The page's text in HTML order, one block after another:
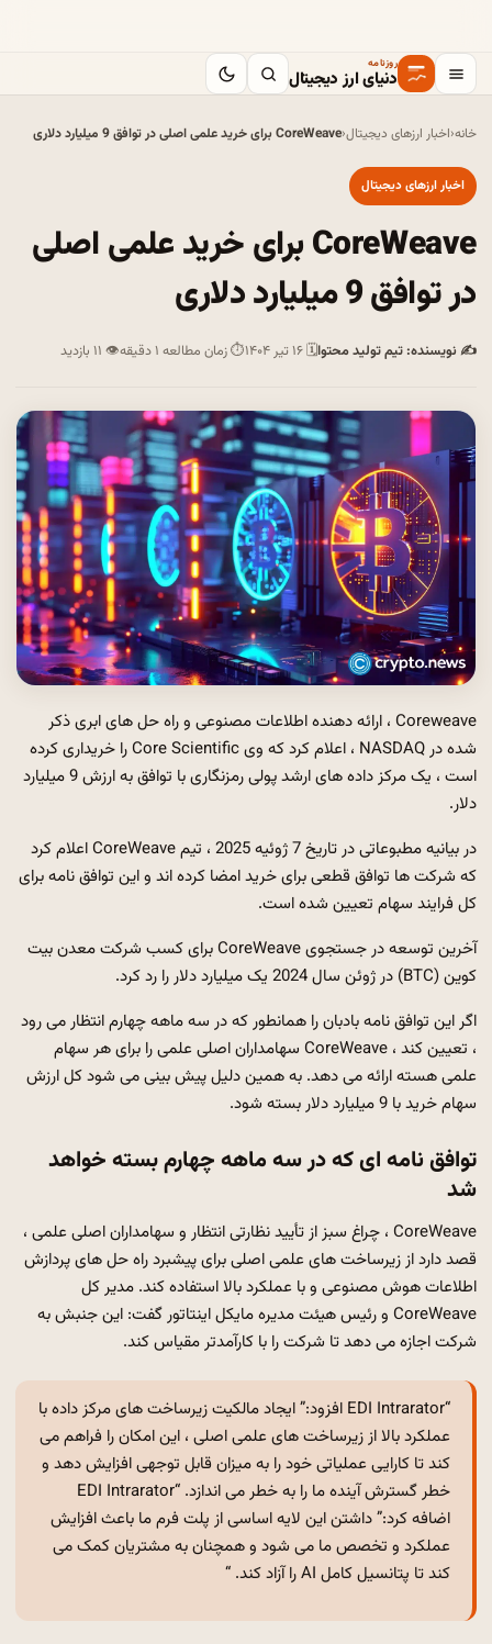
روزنامه
دنیای ارز دیجیتال
خانه‹اخبار ارزهای دیجیتال‹CoreWeave برای خرید علمی اصلی در توافق 9 میلیارد دلاری
اخبار ارزهای دیجیتال
CoreWeave برای خرید علمی اصلی
در توافق 9 میلیارد دلاری
✍ نویسنده: تیم تولید محتوا🗓 ۱۶ تیر ۱۴۰۴ ⏱ زمان مطالعه ۱ دقیقه 👁 ۱۱ بازدید
Coreweave ، ارائه دهنده اطلاعات مصنوعی و راه حل های ابری ذکر
شده در NASDAQ ، اعلام کرد که وی Core Scientific را خریداری کرده
است ، یک مرکز داده های ارشد پولی رمزنگاری با توافق به ارزش 9 میلیارد
دلار.
در بیانیه مطبوعاتی در تاریخ 7 ژوئیه 2025 ، تیم CoreWeave اعلام کرد
که شرکت ها توافق قطعی برای خرید امضا کرده اند و این توافق نامه برای
کل فرایند سهام تعیین شده است.
آخرین توسعه در جستجوی CoreWeave برای کسب شرکت معدن بیت
کوین (BTC) در ژوئن سال 2024 یک میلیارد دلار را رد کرد.
اگر این توافق نامه بادبان را همانطور که در سه ماهه چهارم انتظار می رود
، تعیین کند ، CoreWeave سهامداران اصلی علمی را برای هر سهام
علمی هسته ارائه می دهد. به همین دلیل پیش بینی می شود کل ارزش
سهام خرید با 9 میلیارد دلار بسته شود.
توافق نامه ای که در سه ماهه چهارم بسته خواهد
شد
CoreWeave ، چراغ سبز از تأیید نظارتی انتظار و سهامداران اصلی علمی ،
قصد دارد از زیرساخت های علمی اصلی برای پیشبرد راه حل های پردازش
اطلاعات هوش مصنوعی و با عملکرد بالا استفاده کند. مدیر کل
CoreWeave و رئیس هیئت مدیره مایکل اینتاتور گفت: این جنبش به
شرکت اجازه می دهد تا شرکت را با کارآمدتر مقیاس کند.
“EDI Intrarator افزود:” ایجاد مالکیت زیرساخت های مرکز داده با
عملکرد بالا از زیرساخت های علمی اصلی ، این امکان را فراهم می
کند تا کارایی عملیاتی خود را به میزان قابل توجهی افزایش دهد و
خطر گسترش آینده ما را به خطر می اندازد. “EDI Intrarator
اضافه کرد:” داشتن این لایه اساسی از پلت فرم ما باعث افزایش
عملکرد و تخصص ما می شود و همچنان به مشتریان کمک می
کند تا پتانسیل کامل AI را آزاد کند. “